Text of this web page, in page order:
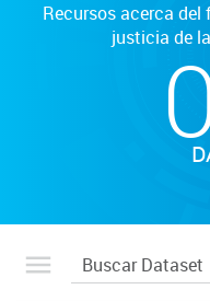
Recursos acerca
justicia de